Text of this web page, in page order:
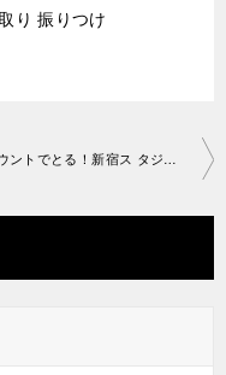
り 振りつけ
裏カウントでとる！新宿ス タジオ2019-04-29-no0034-1192